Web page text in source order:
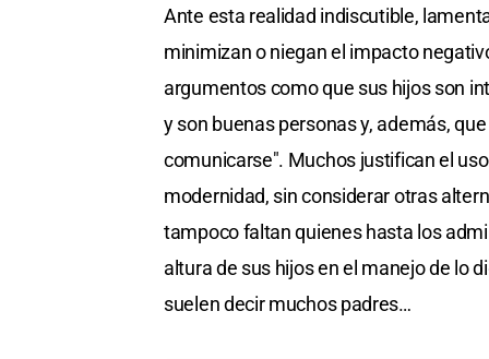
Ante esta realidad indiscutible,
minimizan o niegan el impacto
argumentos como que sus hijos son
y son buenas personas y, además,
comunicarse". Muchos justifican el
modernidad, sin considerar otras
tampoco faltan quienes hasta los
altura de sus hijos en el manejo de lo
suelen decir muchos padres…